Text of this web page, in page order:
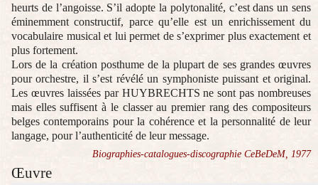
heurts de l’angoisse. S’il adopte la polytonalité, c’est dans un sens
éminemment constructif, parce qu’elle est un enrichissement du
vocabulaire musical et lui permet de s’exprimer plus exactement et
plus fortement.
Lors de la création posthume de la plupart de ses grandes œuvres
pour orchestre, il s’est révélé un symphoniste puissant et original.
Les œuvres laissées par HUYBRECHTS ne sont pas nombreuses
mais elles suffisent à le classer au premier rang des compositeurs
belges contemporains pour la cohérence et la personnalité de leur
langage, pour l’authenticité de leur message.
Biographies-catalogues-discographie CeBeDeM, 1977
Œuvre